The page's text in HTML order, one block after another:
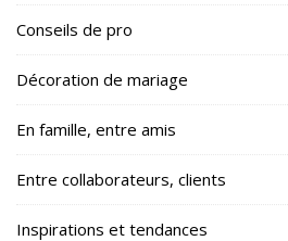
Conseils de pro
Décoration de mariage
En famille, entre amis
Entre collaborateurs, clients
Inspirations et tendances